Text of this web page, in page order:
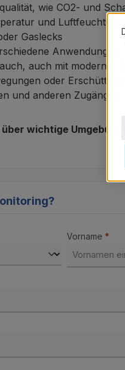
wie CO2- und
und
Gaslecks
Anwendungen
auch mit moderner
oder
und anderen Zugängen
wichtige
Vorname *